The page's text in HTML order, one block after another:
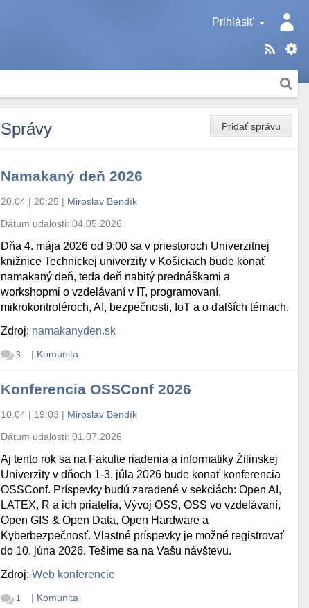
Prihlásiť
Pridať správu
Správy
Namakaný deň 2026
20.04 | 20:25 | Miroslav Bendík
Dátum udalosti:04.05.2026
Dňa 4. mája 2026 od 9:00 sa v priestoroch Univerzitnej
knižnice Technickej univerzity v Košiciach bude konať
namakaný deň, teda deň nabitý prednáškami a
workshopmi o vzdelávaní v IT, programovaní,
mikrokontroléroch, AI, bezpečnosti, IoT a o ďalších témach.
Zdroj: namakanyden.sk
3 | Komunita
Konferencia OSSConf 2026
10.04 | 19:03 | Miroslav Bendík
Dátum udalosti:01.07.2026
Aj tento rok sa na Fakulte riadenia a informatiky Žilinskej
Univerzity v dňoch 1-3. júla 2026 bude konať konferencia
OSSConf. Príspevky budú zaradené v sekciách: Open AI,
LATEX, R a ich priatelia, Vývoj OSS, OSS vo vzdelávaní,
Open GIS & Open Data, Open Hardware a
Kyberbezpečnosť. Vlastné príspevky je možné registrovať
do 10. júna 2026. Tešíme sa na Vašu návštevu.
Zdroj:Web konferencie
1 | Komunita